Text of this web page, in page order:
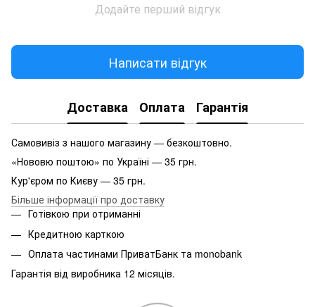
Додайте перший відгук
Написати відгук
Доставка Оплата Гарантія
Самовивіз з нашого магазину — безкоштовно.
«Нововю поштою» по Україні — 35 грн.
Кур'єром по Києву — 35 грн.
Більше інформації про доставку
Готівкою при отриманні
Кредитною карткою
Оплата частинами ПриватБанк та monobank
Гарантія від виробника 12 місяців.